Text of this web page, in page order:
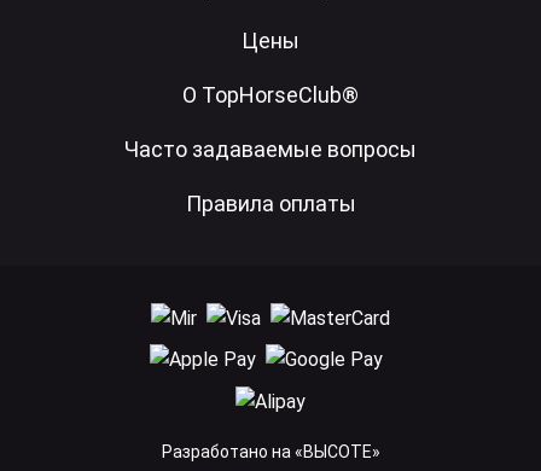
Цены
О TopHorseClub®
Часто задаваемые вопросы
Правила оплаты
Разработано на «ВЫСОТЕ»